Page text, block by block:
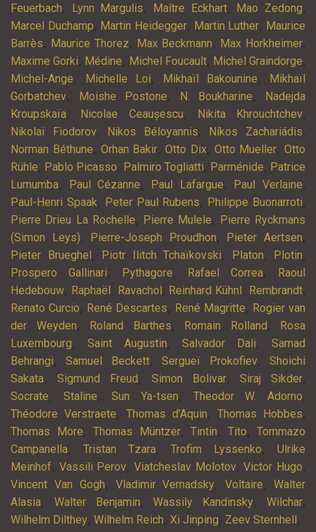
Feuerbach, Lynn Margulis, Maître Eckhart, Mao Zedong,
Marcel Duchamp, Martin Heidegger, Martin Luther, Maurice
Barrès, Maurice Thorez, Max Beckmann, Max Horkheimer,
Maxime Gorki, Médine, Michel Foucault, Michel Graindorge,
Michel-Ange, Michelle Loi, Mikhaïl Bakounine,
Mikhaïl
Gorbatchev, Moishe Postone, N. Boukharine,
Nadejda
Kroupskaïa, Nicolae Ceaușescu, Nikita Khrouchtchev,
Nikolaï Fiodorov, Nikos Béloyannis, Níkos Zachariádis,
Norman Béthune, Orhan Bakir, Otto Dix, Otto Mueller, Otto
Rühle, Pablo Picasso, Palmiro Togliatti, Parménide, Patrice
Lumumba, Paul Cézanne, Paul Lafargue, Paul Verlaine,
Paul-Henri Spaak, Peter Paul Rubens, Philippe Buonarroti,
Pierre Drieu La Rochelle, Pierre Mulele,
Pierre Ryckmans
(Simon Leys), Pierre-Joseph Proudhon, Pieter Aertsen,
Pieter Brueghel , Piotr Ilitch Tchaïkovski, Platon, Plotin,
Prospero Gallinari, Pythagore, Rafael Correa,
Raoul
Hedebouw, Raphaël , Ravachol , Reinhard Kühnl , Rembrandt,
Renato Curcio, René Descartes, René Magritte, Rogier van
der Weyden, Roland Barthes, Romain Rolland ,
Rosa
Luxembourg, Saint Augustin,Salvador Dali,Samad
Behrangi,Samuel Beckett,Sergueï Prokofiev,Shoichi
Sakata, Sigmund Freud , Simon Bolivar, Siraj Sikder,
Socrate, Staline,Sun Ya-tsen, Theodor W. Adorno,
Théodore Verstraete, Thomas d’Aquin, Thomas Hobbes,
Thomas More, Thomas Müntzer, Tintin, Tito, Tommazo
Campanella, Tristan Tzara,Trofim Lyssenko,Ulrike
Meinhof, Vassili Perov,Viatcheslav Molotov,Victor Hugo,
Vincent Van Gogh, Vladimir Vernadsky,Voltaire,Walter
Alasia, Walter Benjamin,Wassily Kandinsky,Wilchar,
Wilhelm Dilthey, Wilhelm Reich, Xi Jinping, Zeev Sternhell ,